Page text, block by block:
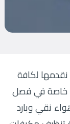
لكافة
خاصة في فصل
نقي وبارد